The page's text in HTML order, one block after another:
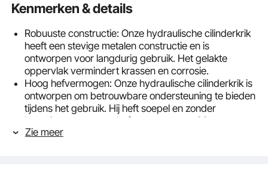
Kenmerken & details
Robuuste constructie: Onze hydraulische cilinderkrik
heeft een stevige metalen constructie en is
ontworpen voor langdurig gebruik. Het gelakte
oppervlak vermindert krassen en corrosie.
Hoog hefvermogen: Onze hydraulische cilinderkrik is
ontworpen om betrouwbare ondersteuning te bieden
tijdens het gebruik. Hij heft soepel en zonder
haperingen, met een hefvermogen van 60 ton en een
slag van 50 mm.
Zie meer